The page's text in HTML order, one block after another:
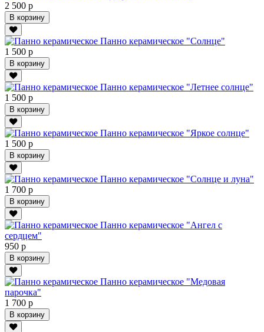
2 500 р
В корзину
Панно керамическое "Солнце"
1 500 р
В корзину
Панно керамическое "Летнее солнце"
1 500 р
В корзину
Панно керамическое "Яркое солнце"
1 500 р
В корзину
Панно керамическое "Солнце и луна"
1 700 р
В корзину
Панно керамическое "Ангел с
сердцем"
950 р
В корзину
Панно керамическое "Медовая
парочка"
1 700 р
В корзину